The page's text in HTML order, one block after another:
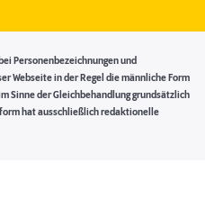
Personenbezeichnungen und
Webseite in der Regel die männliche Form
Sinne der Gleichbehandlung grundsätzlich
hat ausschließlich redaktionelle